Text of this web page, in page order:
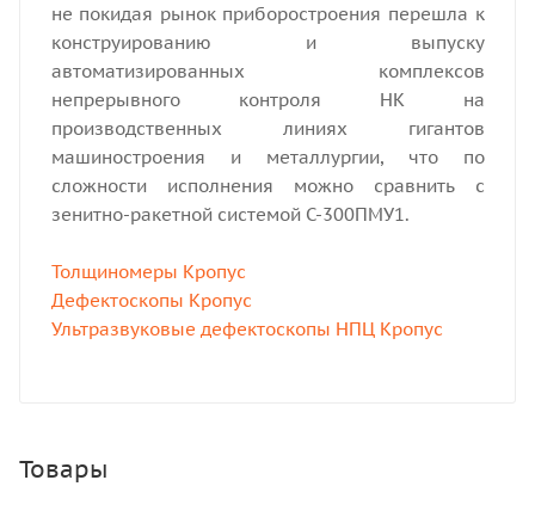
не покидая рынок приборостроения перешла к
конструированию и выпуску
автоматизированных комплексов
непрерывного контроля НК на
производственных линиях гигантов
машиностроения и металлургии, что по
сложности исполнения можно сравнить с
зенитно-ракетной системой С-300ПМУ1.
Толщиномеры Кропус
Дефектоскопы Кропус
Ультразвуковые дефектоскопы НПЦ Кропус
Товары